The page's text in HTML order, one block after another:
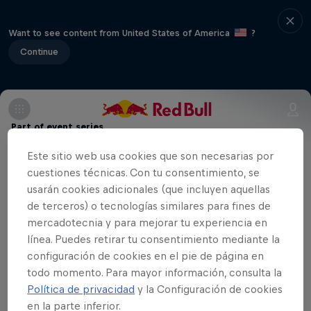
Want to see content from United States of America
?
Continue
Part of event series
ÖKK Bike Revolution
La ciudad suiza de Davos es conocida por
muchas cosas, sobre todo por ser un
lugar excepcional para todo tipo de
deportes de montaña. Con más de 700
km de senderos, es el lugar de
Este sitio web usa cookies que son necesarias por
cuestiones técnicas. Con tu consentimiento, se
usarán cookies adicionales (que incluyen aquellas
de terceros) o tecnologías similares para fines de
mercadotecnia y para mejorar tu experiencia en
línea. Puedes retirar tu consentimiento mediante la
configuración de cookies en el pie de página en
todo momento. Para mayor información, consulta la
Política de privacidad y la Configuración de cookies
en la parte inferior.